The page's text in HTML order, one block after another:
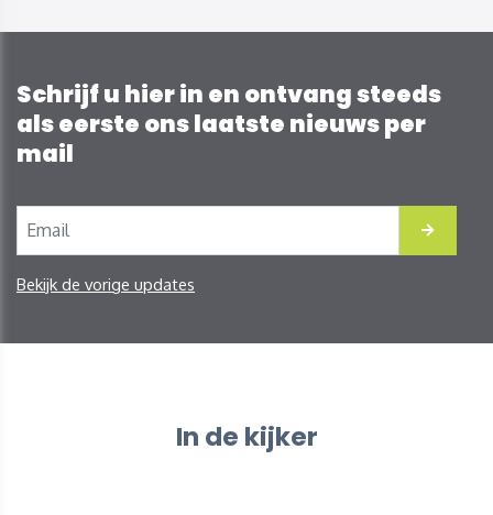
Schrijf u hier in en ontvang steeds
als eerste ons laatste nieuws per
mail
Bekijk de vorige updates
In de kijker